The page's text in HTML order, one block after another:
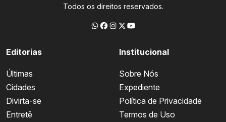
Todos os direitos reservados.
Editorias
Últimas
Cidades
Divirta-se
Entretê
Institucional
Sobre Nós
Expediente
Política de Privacidade
Termos de Uso